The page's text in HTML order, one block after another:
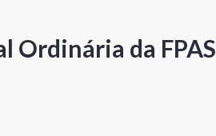
Ordinária da FPAS